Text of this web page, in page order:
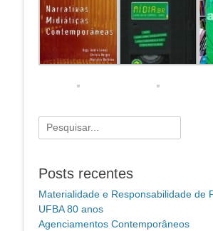
Pesquisar
por:
Posts recentes
Materialidade e Responsabilidade de
UFBA 80 anos
Agenciamentos Contemporâneos